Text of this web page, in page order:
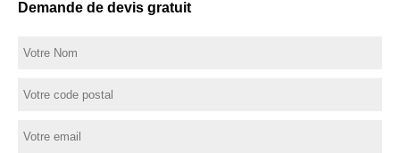
Demande de devis gratuit